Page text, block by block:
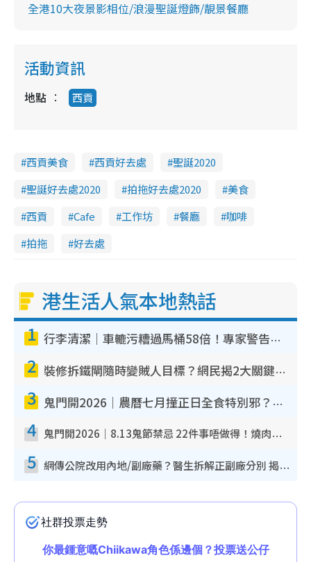
全港10大夜景影相位/浪漫聖誕燈飾/靚景餐廳
活動資訊
地點 西貢
西貢美食 西貢好去處
聖誕2020
聖誕好去處2020
拍拖好去處2020
美食
西貢
Cafe 工作坊 餐廳
咖啡
拍拖
好去處
港生活人氣本地熱話
1 行李清潔｜車轆污糟過馬桶58倍！專家警告忌用酒精抹 教1招免污手除菌
2 裝修拆鐵閘隨時變賊人目標？網民揭2大關鍵用途：裝新式等於白裝？附新舊鐵閘分別
3 鬼門開2026｜農曆七月撞正日全食特別邪？專家警告切忌做一事！揭4大禁忌+2招保平安
4 鬼門開2026｜8.13鬼節禁忌 22件事唔做得！燒肉、刺身要少食？半夜勿吹口哨/打呢個電話
5 網傳公院改用內地/副廠藥？醫生拆解正副廠分別 揭4類人換藥隨時出事